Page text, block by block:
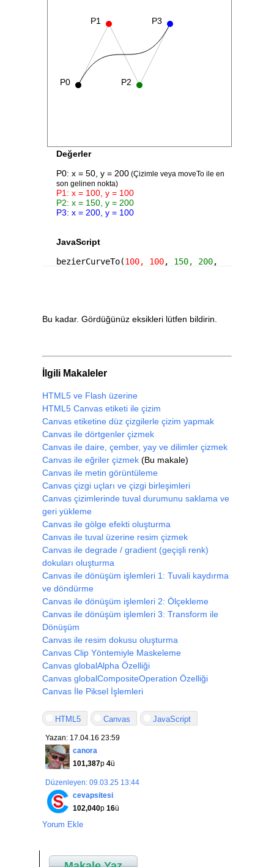
Bu kadar. Gördüğünüz eksikleri lütfen bildirin.
İlgili Makaleler
HTML5 ve Flash üzerine
HTML5 Canvas etiketi ile çizim
Canvas etiketine düz çizgilerle çizim yapmak
Canvas ile dörtgenler çizmek
Canvas ile daire, çember, yay ve dilimler çizmek
Canvas ile eğriler çizmek (Bu makale)
Canvas ile metin görüntüleme
Canvas çizgi uçları ve çizgi birleşimleri
Canvas çizimlerinde tuval durumunu saklama ve
geri yükleme
Canvas ile gölge efekti oluşturma
Canvas ile tuval üzerine resim çizmek
Canvas ile degrade / gradient (geçişli renk)
dokuları oluşturma
Canvas ile dönüşüm işlemleri 1: Tuvali kaydırma
ve döndürme
Canvas ile dönüşüm işlemleri 2: Ölçekleme
Canvas ile dönüşüm işlemleri 3: Transform ile
Dönüşüm
Canvas ile resim dokusu oluşturma
Canvas Clip Yöntemiyle Maskeleme
Canvas globalAlpha Özelliği
Canvas globalCompositeOperation Özelliği
Canvas İle Piksel İşlemleri
HTML5 Canvas JavaScript
Yazan: 17.04.16 23:59
canora
101,387p 4ü
Düzenleyen: 09.03.25 13:44
cevapsitesi
102,040p 16ü
Yorum Ekle